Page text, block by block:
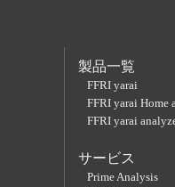
製品一覧
FFRI yarai
FFRI yarai Home
FFRI yarai
サービス
Prime Analysis